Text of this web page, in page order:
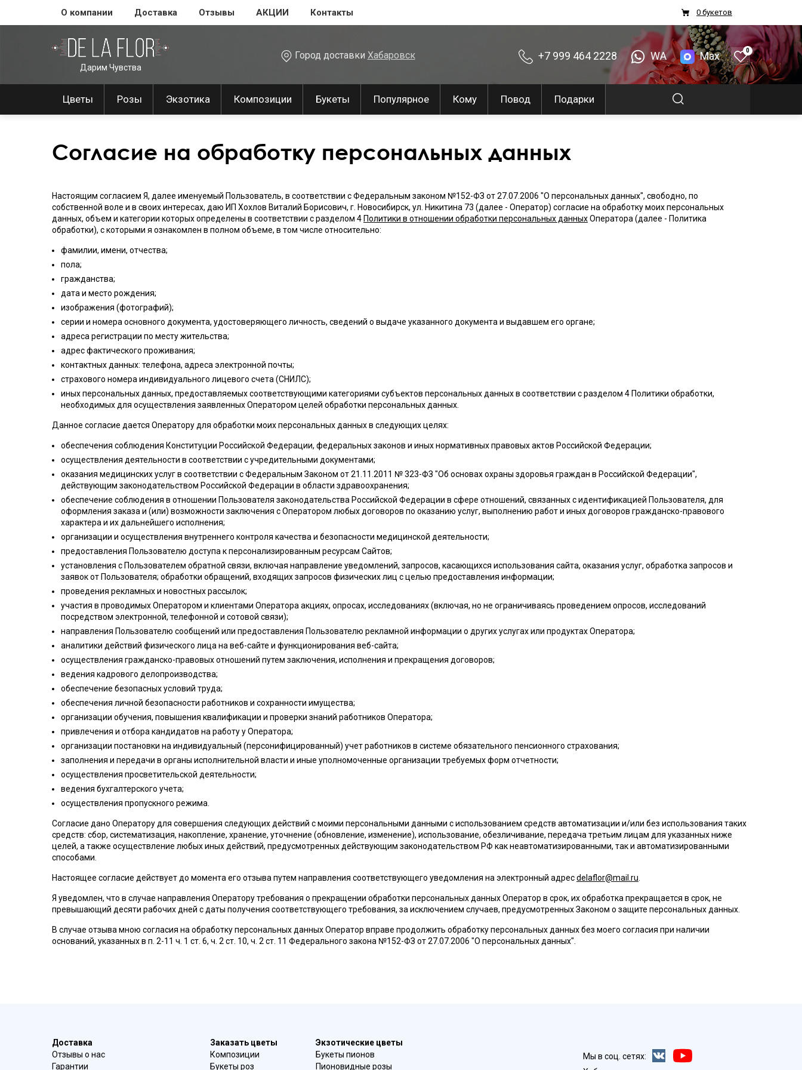
О компании Доставка Отзывы АКЦИИ Контакты 0 букетов
Дарим Чувства
Город доставки Хабаровск +7 999 464 2228 WA Max 0
Цветы Розы Экзотика Композиции Букеты Популярное Кому Повод Подарки
Согласие на обработку персональных данных
Настоящим согласием Я, далее именуемый Пользователь, в соответствии с Федеральным законом №152-ФЗ от 27.07.2006 "О персональных данных", свободно, по
собственной воле и в своих интересах, даю ИП Хохлов Виталий Борисович, г. Новосибирск, ул. Никитина 73 (далее - Оператор) согласие на обработку моих персональных
данных, объем и категории которых определены в соответствии с разделом 4 Политики в отношении обработки персональных данныхОператора (далее - Политика
обработки), с которыми я ознакомлен в полном объеме, в том числе относительно:
фамилии, имени, отчества;
пола;
гражданства;
дата и место рождения;
изображения (фотографий);
серии и номера основного документа, удостоверяющего личность, сведений о выдаче указанного документа и выдавшем его органе;
адреса регистрации по месту жительства;
адрес фактического проживания;
контактных данных: телефона, адреса электронной почты;
страхового номера индивидуального лицевого счета (СНИЛС);
иных персональных данных, предоставляемых соответствующими категориями субъектов персональных данных в соответствии с разделом 4 Политики обработки,
необходимых для осуществления заявленных Оператором целей обработки персональных данных.
Данное согласие дается Оператору для обработки моих персональных данных в следующих целях:
обеспечения соблюдения Конституции Российской Федерации, федеральных законов и иных нормативных правовых актов Российской Федерации;
осуществления деятельности в соответствии с учредительными документами;
оказания медицинских услуг в соответствии с Федеральным Законом от 21.11.2011 № 323-ФЗ "Об основах охраны здоровья граждан в Российской Федерации",
действующим законодательством Российской Федерации в области здравоохранения;
обеспечение соблюдения в отношении Пользователя законодательства Российской Федерации в сфере отношений, связанных с идентификацией Пользователя, для
оформления заказа и (или) возможности заключения с Оператором любых договоров по оказанию услуг, выполнению работ и иных договоров гражданско-правового
характера и их дальнейшего исполнения;
организации и осуществления внутреннего контроля качества и безопасности медицинской деятельности;
предоставления Пользователю доступа к персонализированным ресурсам Сайтов;
установления с Пользователем обратной связи, включая направление уведомлений, запросов, касающихся использования сайта, оказания услуг, обработка запросов и
заявок от Пользователя; обработки обращений, входящих запросов физических лиц с целью предоставления информации;
проведения рекламных и новостных рассылок;
участия в проводимых Оператором и клиентами Оператора акциях, опросах, исследованиях (включая, но не ограничиваясь проведением опросов, исследований
посредством электронной, телефонной и сотовой связи);
направления Пользователю сообщений или предоставления Пользователю рекламной информации о других услугах или продуктах Оператора;
аналитики действий физического лица на веб-сайте и функционирования веб-сайта;
осуществления гражданско-правовых отношений путем заключения, исполнения и прекращения договоров;
ведения кадрового делопроизводства;
обеспечение безопасных условий труда;
обеспечения личной безопасности работников и сохранности имущества;
организации обучения, повышения квалификации и проверки знаний работников Оператора;
привлечения и отбора кандидатов на работу у Оператора;
организации постановки на индивидуальный (персонифицированный) учет работников в системе обязательного пенсионного страхования;
заполнения и передачи в органы исполнительной власти и иные уполномоченные организации требуемых форм отчетности;
осуществления просветительской деятельности;
ведения бухгалтерского учета;
осуществления пропускного режима.
Согласие дано Оператору для совершения следующих действий с моими персональными данными с использованием средств автоматизации и/или без использования таких
средств: сбор, систематизация, накопление, хранение, уточнение (обновление, изменение), использование, обезличивание, передача третьим лицам для указанных ниже
целей, а также осуществление любых иных действий, предусмотренных действующим законодательством РФ как неавтоматизированными, так и автоматизированными
способами.
Настоящее согласие действует до момента его отзыва путем направления соответствующего уведомления на электронный адресdelaflor@mail.ru
Я уведомлен, что в случае направления Оператору требования о прекращении обработки персональных данных Оператор в срок, их обработка прекращается в срок, не
превышающий десяти рабочих дней с даты получения соответствующего требования, за исключением случаев, предусмотренных Законом о защите персональных данных.
В случае отзыва мною согласия на обработку персональных данных Оператор вправе продолжить обработку персональных данных без моего согласия при наличии
оснований, указанных в п. 2-11 ч. 1 ст. 6, ч. 2 ст. 10, ч. 2 ст. 11 Федерального закона №152-ФЗ от 27.07.2006 "О персональных данных".
Доставка
Отзывы о нас
Гарантии
Заказать цветы
Композиции
Букеты роз
Экзотические цветы
Букеты пионов
Пионовидные розы
Мы в соц. сетях: